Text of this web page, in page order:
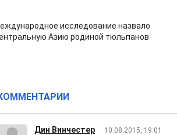
исследование назвало
Азию родиной тюльпанов
Дин Винчестер 10.08.2015, 19:01